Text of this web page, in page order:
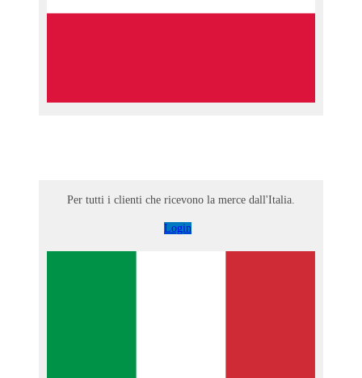
Per tutti i clienti che ricevono la merce dall'Italia.
Login